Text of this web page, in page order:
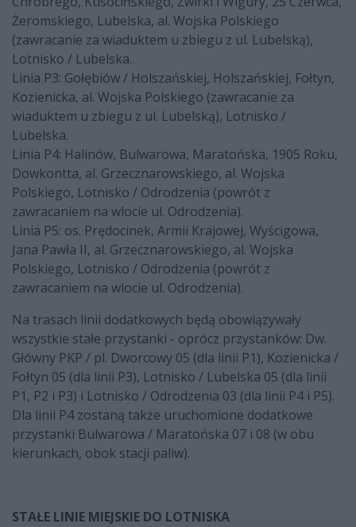
Żeromskiego, Lubelska, al. Wojska Polskiego
(zawracanie za wiaduktem u zbiegu z ul. Lubelską),
Lotnisko / Lubelska.
Linia P3: Gołębiów / Holszańskiej, Holszańskiej, Fołtyn,
Kozienicka, al. Wojska Polskiego (zawracanie za
wiaduktem u zbiegu z ul. Lubelską), Lotnisko /
Lubelska.
Linia P4: Halinów, Bulwarowa, Maratońska, 1905 Roku,
Dowkontta, al. Grzecznarowskiego, al. Wojska
Polskiego, Lotnisko / Odrodzenia (powrót z
zawracaniem na wlocie ul. Odrodzenia).
Linia P5: os. Prędocinek, Armii Krajowej, Wyścigowa,
Jana Pawła II, al. Grzecznarowskiego, al. Wojska
Polskiego, Lotnisko / Odrodzenia (powrót z
zawracaniem na wlocie ul. Odrodzenia).
Na trasach linii dodatkowych będą obowiązywały
wszystkie stałe przystanki - oprócz przystanków: Dw.
Główny PKP / pl. Dworcowy 05 (dla linii P1), Kozienicka /
Fołtyn 05 (dla linii P3), Lotnisko / Lubelska 05 (dla linii
P1, P2 i P3) i Lotnisko / Odrodzenia 03 (dla linii P4 i P5).
Dla linii P4 zostaną także uruchomione dodatkowe
przystanki Bulwarowa / Maratońska 07 i 08 (w obu
kierunkach, obok stacji paliw).
STAŁE LINIE MIEJSKIE DO LOTNISKA